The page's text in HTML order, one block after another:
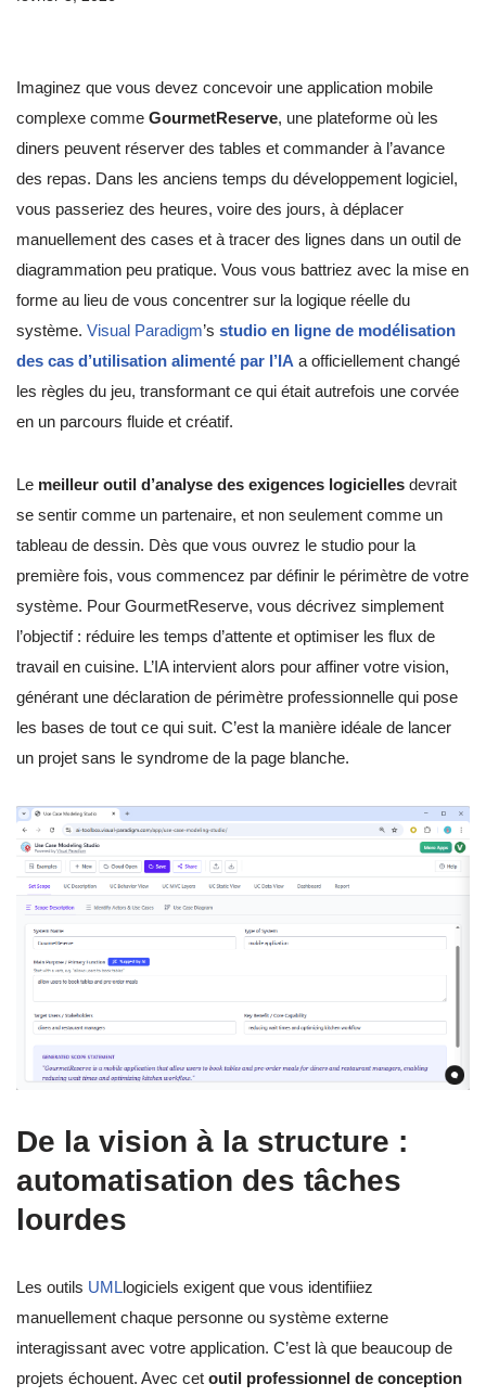
Imaginez que vous devez concevoir une application mobile
complexe comme GourmetReserve, une plateforme où les
diners peuvent réserver des tables et commander à l’avance
des repas. Dans les anciens temps du développement logiciel,
vous passeriez des heures, voire des jours, à déplacer
manuellement des cases et à tracer des lignes dans un outil de
diagrammation peu pratique. Vous vous battriez avec la mise en
forme au lieu de vous concentrer sur la logique réelle du
système. Visual Paradigm’s studio en ligne de modélisation
des cas d’utilisation alimenté par l’IA a officiellement changé
les règles du jeu, transformant ce qui était autrefois une corvée
en un parcours fluide et créatif.
Le meilleur outil d’analyse des exigences logicielles devrait
se sentir comme un partenaire, et non seulement comme un
tableau de dessin. Dès que vous ouvrez le studio pour la
première fois, vous commencez par définir le périmètre de votre
système. Pour GourmetReserve, vous décrivez simplement
l’objectif : réduire les temps d’attente et optimiser les flux de
travail en cuisine. L’IA intervient alors pour affiner votre vision,
générant une déclaration de périmètre professionnelle qui pose
les bases de tout ce qui suit. C’est la manière idéale de lancer
un projet sans le syndrome de la page blanche.
De la vision à la structure :
automatisation des tâches
lourdes
Les outils UMLlogiciels exigent que vous identifiiez
manuellement chaque personne ou système externe
interagissant avec votre application. C’est là que beaucoup de
projets échouent. Avec cet outil professionnel de conception